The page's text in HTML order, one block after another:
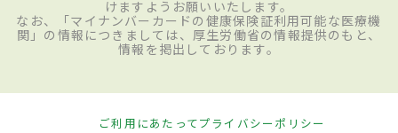
けますようお願いいたします。
なお、「マイナンバーカードの健康保険証利用可能な医療機
関」の情報につきましては、厚生労働省の情報提供のもと、
情報を掲出しております。
ご利用にあたってプライバシーポリシー